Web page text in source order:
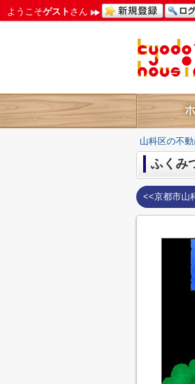
ようこそゲストさん
山科区の不
ふくみ
<<京都市山